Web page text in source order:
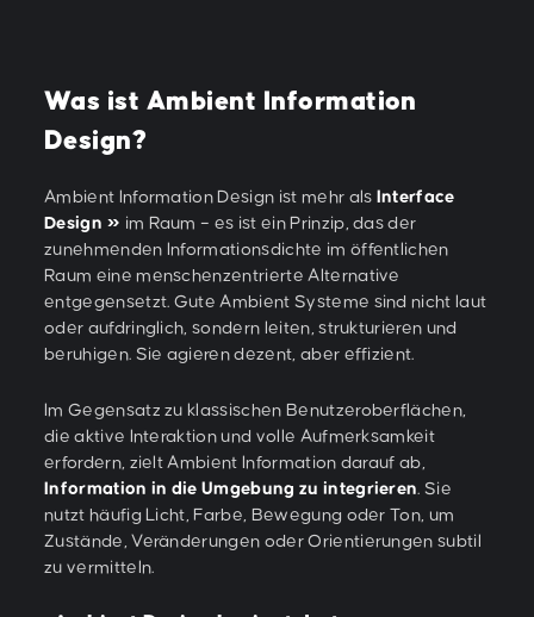
Was ist Ambient Information
Design?
Ambient Information Design ist mehr als Interface
Design
im Raum – es ist ein Prinzip, das der
zunehmenden Informationsdichte im öffentlichen
Raum eine menschenzentrierte Alternative
entgegensetzt. Gute Ambient Systeme sind nicht laut
oder aufdringlich, sondern leiten, strukturieren und
beruhigen. Sie agieren dezent, aber effizient.
Im Gegensatz zu klassischen Benutzeroberflächen,
die aktive Interaktion und volle Aufmerksamkeit
erfordern, zielt Ambient Information darauf ab,
Information in die Umgebung zu integrieren. Sie
nutzt häufig Licht, Farbe, Bewegung oder Ton, um
Zustände, Veränderungen oder Orientierungen subtil
zu vermitteln.